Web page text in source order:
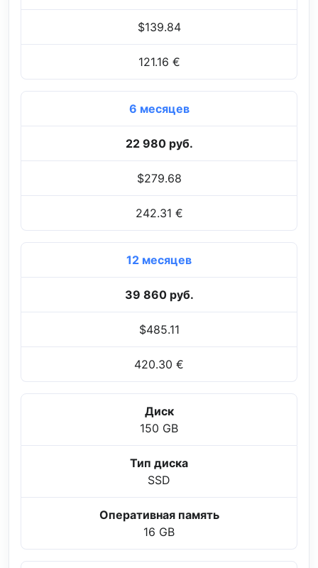
$139.84
121.16 €
6 месяцев
22 980 руб.
$279.68
242.31 €
12 месяцев
39 860 руб.
$485.11
420.30 €
Диск
150 GB
Тип диска
SSD
Оперативная память
16 GB